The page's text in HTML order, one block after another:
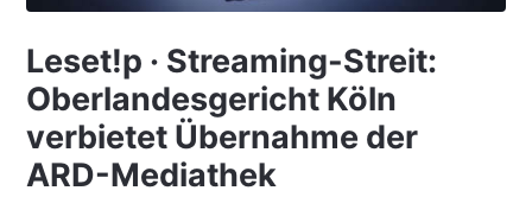
Leset!p · Streaming-Streit:
Oberlandesgericht Köln
verbietet Übernahme der
ARD-Mediathek